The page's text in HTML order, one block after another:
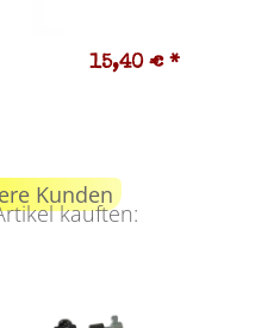
15,40 € *
Kunden
kauften: